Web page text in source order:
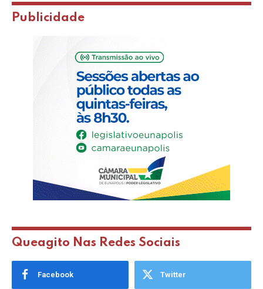
Publicidade
Queagito Nas Redes Sociais
Facebook Twitter